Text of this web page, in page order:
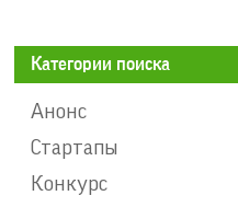
Категории поиска
Анонс
Стартапы
Конкурс